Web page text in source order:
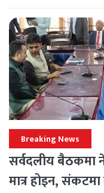
Breaking News
सर्वदलीय बैठकमा
मात्र होइन,